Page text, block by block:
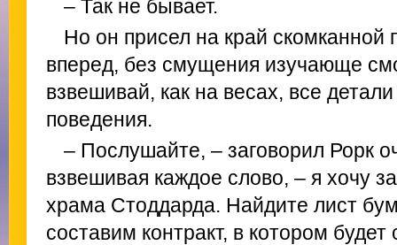
– Так не бывает.
Но он присел на край скомканной
вперед, без смущения изучающе
взвешивай, как на весах, все
поведения.
– Послушайте, – заговорил Рорк
взвешивая каждое слово, – я хочу
храма Стоддарда. Найдите лист
составим контракт, в котором